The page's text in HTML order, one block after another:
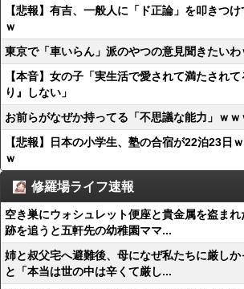
【悲報】有吉、一般人に「ド正論」を叩きつ
ｗ
東京で「車いらん」派のやつの意見聞きたいわ
【本音】女の子「実生活で愛されて満たされ
り』しない」
お前らがなぜか持ってる「不思議な能力」ｗｗ
【悲報】日本の小学生、塾の合宿が22泊23日
ｗ
修羅場ライフ速報
空き巣にウォシュレット便座と貴金属を盗ま
跡を追うと五軒先の幼稚園ママ...
姉と叔父宅へ避難後、母になぜ私たちに厳し
と「本当は世の中は辛くて厳し...